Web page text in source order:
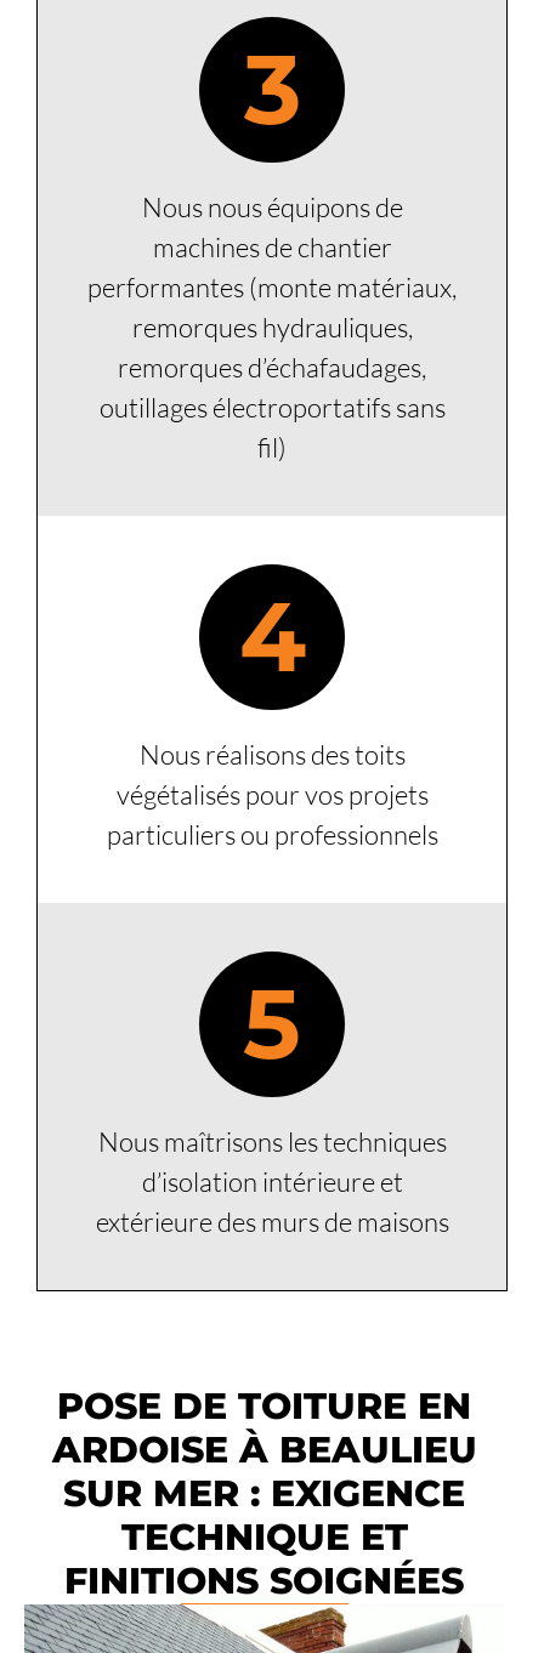
3
Nous nous équipons de
machines de chantier
performantes (monte matériaux,
remorques hydrauliques,
remorques d’échafaudages,
outillages électroportatifs sans
fil)
4
Nous réalisons des toits
végétalisés pour vos projets
particuliers ou professionnels
5
Nous maîtrisons les techniques
d’isolation intérieure et
extérieure des murs de maisons
POSE DE TOITURE EN
ARDOISE À BEAULIEU
SUR MER : EXIGENCE
TECHNIQUE ET
FINITIONS SOIGNÉES